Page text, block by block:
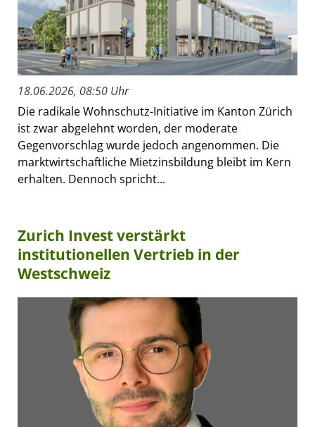
18.06.2026, 08:50 Uhr
Die radikale Wohnschutz-Initiative im Kanton Zürich
ist zwar abgelehnt worden, der moderate
Gegenvorschlag wurde jedoch angenommen. Die
marktwirtschaftliche Mietzinsbildung bleibt im Kern
erhalten. Dennoch spricht...
Zurich Invest verstärkt
institutionellen Vertrieb in der
Westschweiz